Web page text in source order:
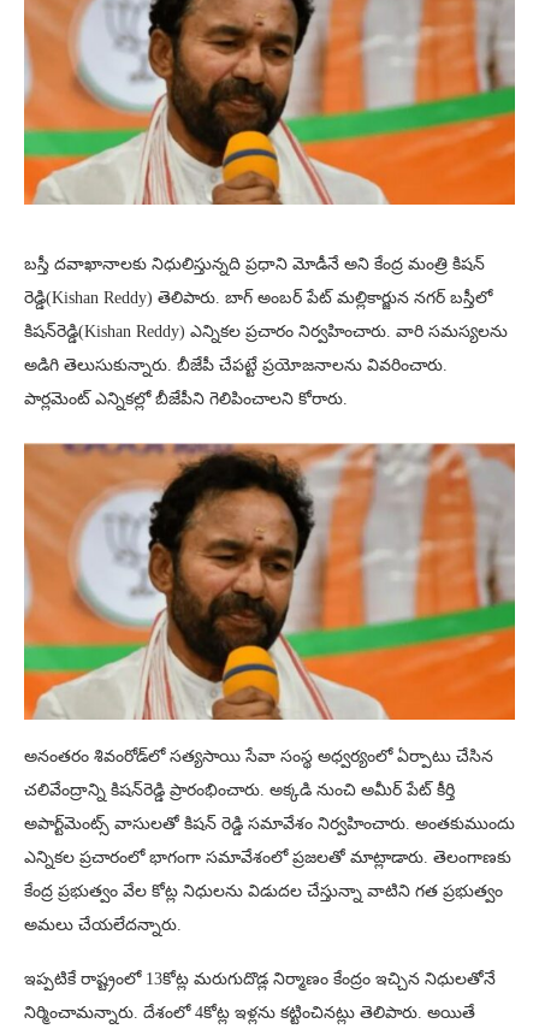
బస్తీ దవాఖానాలకు నిధులిస్తున్నది ప్రధాని మోడీనే అని కేంద్ర మంత్రి కిషన్
రెడ్డి(Kishan Reddy) తెలిపారు. బాగ్ అంబర్ పేట్ మల్లికార్జున నగర్ బస్తీలో
కిషన్‌రెడ్డి(Kishan Reddy) ఎన్నికల ప్రచారం నిర్వహించారు. వారి సమస్యలను
అడిగి తెలుసుకున్నారు. బీజేపీ చేపట్టే ప్రయోజనాలను వివరించారు.
పార్లమెంట్ ఎన్నికల్లో బీజేపీని గెలిపించాలని కోరారు.
అనంతరం శివంరోడ్‌లో సత్యసాయి సేవా సంస్థ అధ్వర్యంలో ఏర్పాటు చేసిన
చలివేంద్రాన్ని కిషన్‌రెడ్డి ప్రారంభించారు. అక్కడి నుంచి అమీర్ పేట్ కీర్తి
అపార్ట్‌మెంట్స్ వాసులతో కిషన్ రెడ్డి సమావేశం నిర్వహించారు. అంతకుముందు
ఎన్నికల ప్రచారంలో భాగంగా సమావేశంలో ప్రజలతో మాట్లాడారు. తెలంగాణకు
కేంద్ర ప్రభుత్వం వేల కోట్ల నిధులను విడుదల చేస్తున్నా వాటిని గత ప్రభుత్వం
అమలు చేయలేదన్నారు.
ఇప్పటికే రాష్ట్రంలో 13కోట్ల మరుగుదొడ్ల నిర్మాణం కేంద్రం ఇచ్చిన నిధులతోనే
నిర్మించామన్నారు. దేశంలో 4కోట్ల ఇళ్లను కట్టించినట్లు తెలిపారు. అయితే